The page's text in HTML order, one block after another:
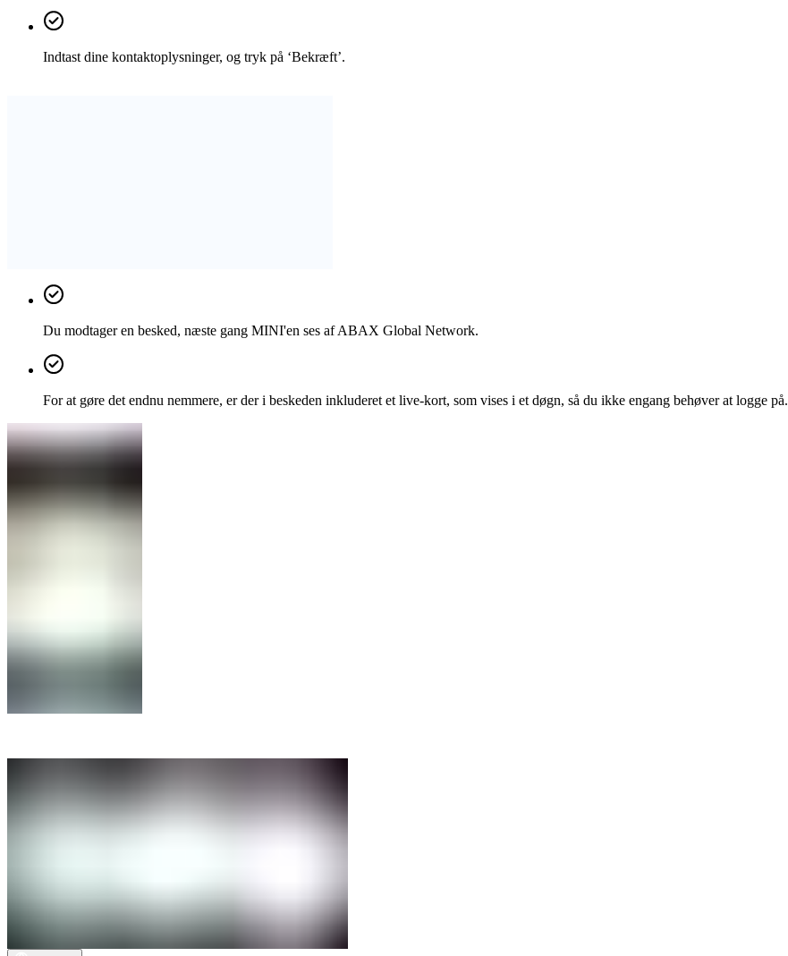
Indtast dine kontaktoplysninger, og tryk på ‘Bekræft’.
Du modtager en besked, næste gang MINI'en ses af ABAX Global Network.
For at gøre det endnu nemmere, er der i beskeden inkluderet et live-kort, som vises i et døgn, så du ikke engang behøver at logge på.